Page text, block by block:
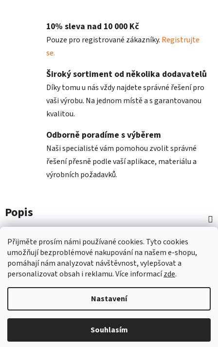
Přijměte prosím námi používané cookies. Tytocookies
umožňujíbezproblémové nakupování na našem e-shopu,
pomáhají námanalyzovat návštěvnost,vylepšovat a
personalizovatobsah i reklamu.Více informacízde.
Nastavení
Souhlasím
10% sleva nad 10 000 Kč
Pouze pro registrované zákazníky. Registrujte
se.
Široký sortiment od několika dodavatelů
Díky tomu u nás vždy najdete správné řešení pro
vaši výrobu. Na jednom místě a s garantovanou
kvalitou.
Odborně poradíme s výběrem
Naši specialisté vám pomohou zvolit správné
řešení přesně podle vaší aplikace, materiálu a
výrobních požadavků.
Popis
Diskuze
Vytvořil Shoptet
Nástroje COMAGRAV
vyhrazena.Upravit nastavení cookies